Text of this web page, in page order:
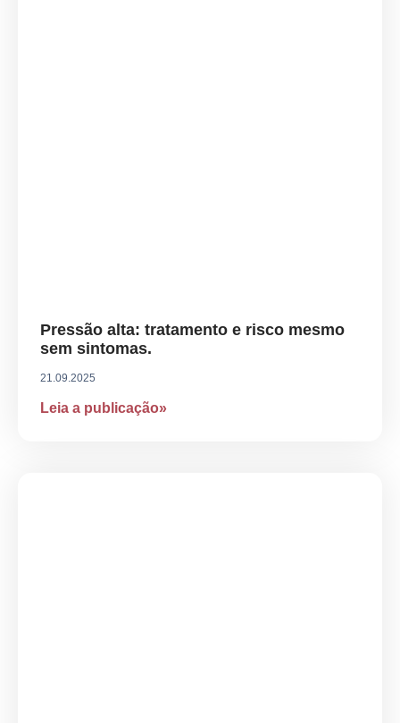
Pressão alta: tratamento e risco mesmo
sem sintomas.
21.09.2025
Leia a publicação»